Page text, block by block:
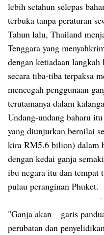
lebih setahun selepas
terbuka tanpa peraturan
Tahun lalu, Thailand
Tenggara yang
dengan ketiadaan
secara tiba-tiba terpaksa
mencegah penggunaan
terutamanya dalam
Undang-undang baharu
yang diunjurkan bernilai
kira RM5.6 bilion) dalam
dengan kedai ganja
ibu negara itu dan tempat
pulau peranginan Phuket.
-
"Ganja akan – garis
perubatan dan